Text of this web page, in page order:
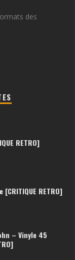
des
RETRO]
RETRO]
– Vinyle 45